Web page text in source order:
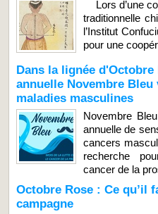
Lors d’une
traditionnelle
l’Institut
pour une
Dans la lignée d'Octobre
annuelle Novembre
maladies masculines
Novembre
annuelle de
cancers
recherche
cancer de la
Octobre Rose : Ce qu’il
campagne